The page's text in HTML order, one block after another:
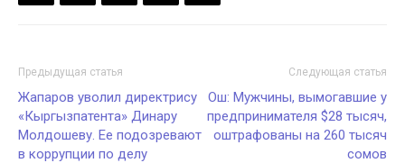
Предыдущая статья
Жапаров уволил директрису
«Кыргызпатента» Динару
Молдошеву. Ее подозревают
в коррупции по делу
Следующая статья
Ош: Мужчины, вымогавшие у
предпринимателя $28 тысяч,
оштрафованы на 260 тысяч
сомов